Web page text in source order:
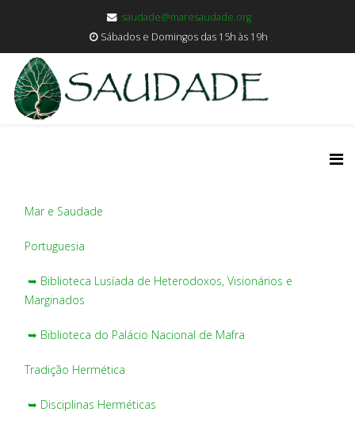
saudade@maresaudade.org
Sábados e Domingos das 15h às 19h
Mar e Saudade
Portuguesia
➥ Biblioteca Lusíada de Heterodoxos, Visionários e
Marginados
➥ Biblioteca do Palácio Nacional de Mafra
Tradição Hermética
➥ Disciplinas Herméticas